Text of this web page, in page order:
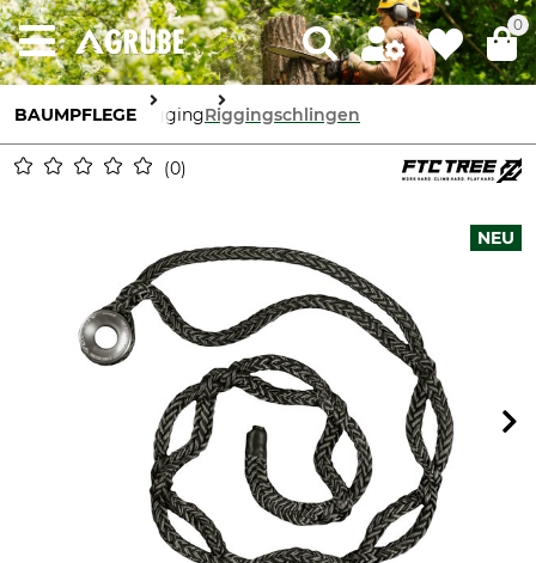
0
BAUMPFLEGE RiggingRiggingschlingen
0
NEU